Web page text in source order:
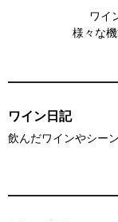
ワイ
様々な
ワイン日記
飲んだワインやシー